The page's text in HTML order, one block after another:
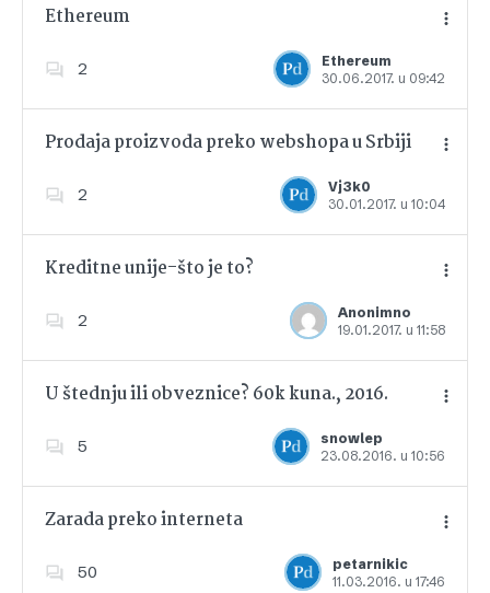
Ethereum
2
Ethereum
30.06.2017. u 09:42
Dodajte u favorite
Prodaja proizvoda preko webshopa u Srbiji
2
Vj3k0
30.01.2017. u 10:04
Dodajte u favorite
Kreditne unije-što je to?
2
Anonimno
19.01.2017. u 11:58
Dodajte u favorite
U štednju ili obveznice? 60k kuna., 2016.
5
snowlep
23.08.2016. u 10:56
Dodajte u favorite
Zarada preko interneta
50
petarnikic
11.03.2016. u 17:46
Dodajte u favorite